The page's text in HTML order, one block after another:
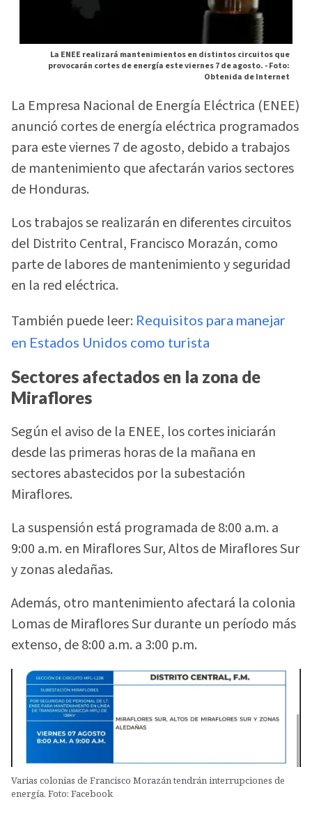
La ENEE realizará mantenimientos en distintos circuitos que
provocarán cortes de energía este viernes 7 de agosto. -Foto:
Obtenida de Internet
La Empresa Nacional de Energía Eléctrica (ENEE)
anunció cortes de energía eléctrica programados
para este viernes 7 de agosto, debido a trabajos
de mantenimiento que afectarán varios sectores
de Honduras.
Los trabajos se realizarán en diferentes circuitos
del Distrito Central, Francisco Morazán, como
parte de labores de mantenimiento y seguridad
en la red eléctrica.
También puede leer: Requisitos para manejar
en Estados Unidos como turista
Sectores afectados en la zona de
Miraflores
Según el aviso de la ENEE, los cortes iniciarán
desde las primeras horas de la mañana en
sectores abastecidos por la subestación
Miraflores.
La suspensión está programada de 8:00 a.m. a
9:00 a.m. en Miraflores Sur, Altos de Miraflores Sur
y zonas aledañas.
Además, otro mantenimiento afectará la colonia
Lomas de Miraflores Sur durante un período más
extenso, de 8:00 a.m. a 3:00 p.m.
Varias colonias de Francisco Morazán tendrán interrupciones de
energía. Foto: Facebook